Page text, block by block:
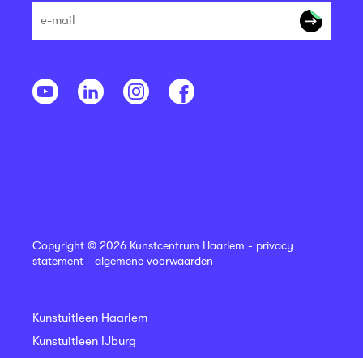
Copyright © 2026 Kunstcentrum Haarlem - privacy
statement - algemene voorwaarden
Kunstuitleen Haarlem
Kunstuitleen IJburg